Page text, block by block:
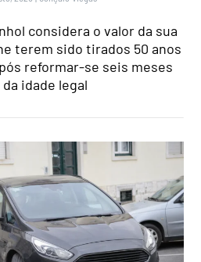
considera o valor da sua
terem sido tirados 50 anos
reformar-se seis meses
idade legal